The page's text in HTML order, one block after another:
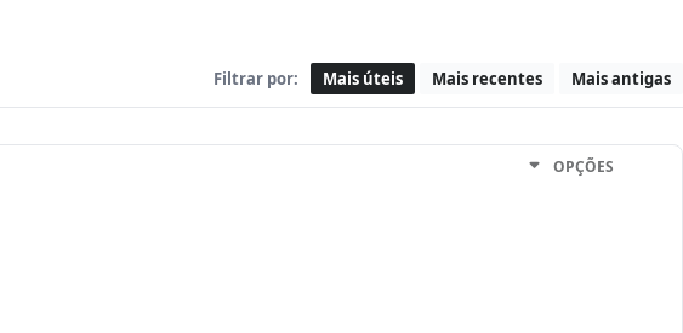
Filtrar por: Mais úteis Mais recentes Mais antigas
OPÇÕES